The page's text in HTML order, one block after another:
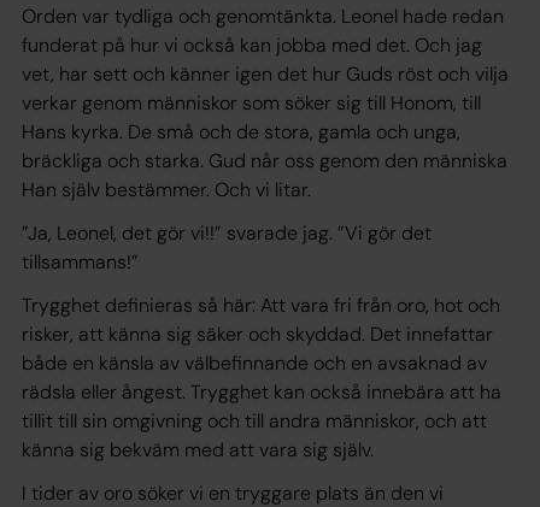
Orden var tydliga och genomtänkta. Leonel hade redan
funderat på hur vi också kan jobba med det. Och jag
vet, har sett och känner igen det hur Guds röst och vilja
verkar genom människor som söker sig till Honom, till
Hans kyrka. De små och de stora, gamla och unga,
bräckliga och starka. Gud når oss genom den människa
Han själv bestämmer. Och vi litar.
”Ja, Leonel, det gör vi!!” svarade jag. ”Vi gör det
tillsammans!”
Trygghet definieras så här: Att vara fri från oro, hot och
risker, att känna sig säker och skyddad. Det innefattar
både en känsla av välbefinnande och en avsaknad av
rädsla eller ångest. Trygghet kan också innebära att ha
tillit till sin omgivning och till andra människor, och att
känna sig bekväm med att vara sig själv.
I tider av oro söker vi en tryggare plats än den vi